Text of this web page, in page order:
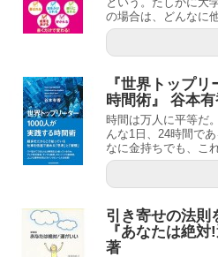
の場合は、どんなに
『世界トップ
時間術』 谷本
時間は万人に平等だ
んな1日、24時間で
なに金持ちでも、こ
引き寄せの法則
『あなたは絶
著